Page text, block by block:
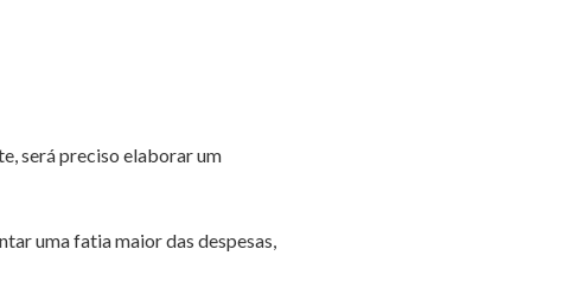
será preciso elaborar um
uma fatia maior das despesas,